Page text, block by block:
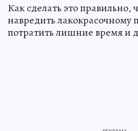
Как сделать это правильно,
навредить лакокрасочному
потратить лишние время и